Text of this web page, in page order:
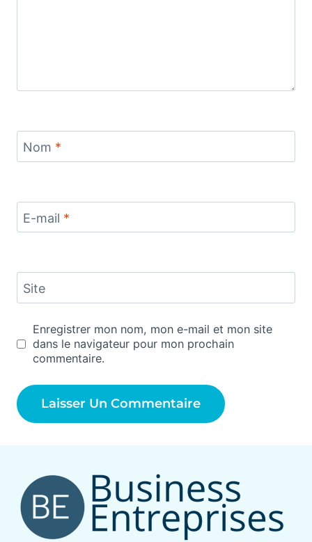
Nom *
E-mail *
Site
Enregistrer mon nom, mon e-mail et mon site
dans le navigateur pour mon prochain
commentaire.